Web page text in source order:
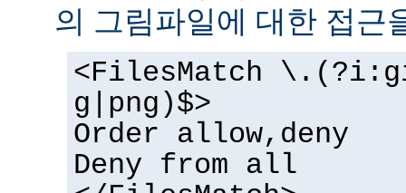
의 그림파일에 대한 접근
<FilesMatch
g|png)$>
Order allow,deny
Deny from all